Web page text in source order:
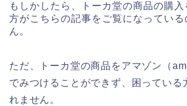
もしかしたら、トーカ堂の商品の購
方がこちらの記事をご覧になってい
ん。
ただ、トーカ堂の商品をアマゾン（
でみつけることができず、困っている
れません。